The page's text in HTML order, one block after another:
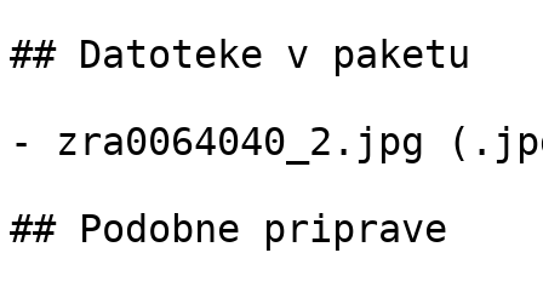
## Datoteke v paketu
- zra0064040_2.jpg
## Podobne priprave